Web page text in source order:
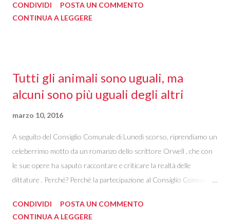
commissione di gara a permettere quanto accaduto? Citando
un totale pari ad euro 715.864,00, come risultante dalla
sommatoria degli importi riportati per ciascuna lista), andando così
549.266,00 di cui alla predetta dichiarazione riepilogativa. 2) Come
ha provvedut...
CONDIVIDI
POSTA UN COMMENTO
CONTINUA A LEGGERE
Tutti gli animali sono uguali, ma
alcuni sono più uguali degli altri
marzo 10, 2016
A seguito del Consiglio Comunale di Lunedì scorso, riprendiamo un
celeberrimo motto da un romanzo dello scrittore Orwell , che con
le sue opere ha saputo raccontare e criticare la realtà delle
dittature . Perché? Perché la partecipazione al Consiglio Comunale
Animali " da buoni amministratori diventano col tempo degli
CONDIVIDI
POSTA UN COMMENTO
CONTINUA A LEGGERE